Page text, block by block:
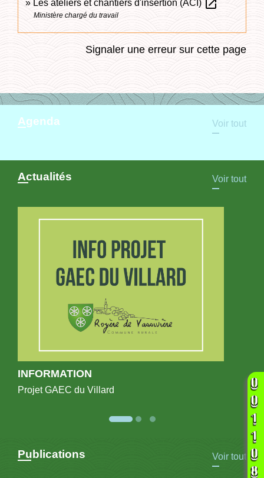
Les ateliers et chantiers d'insertion (ACI) open_in_new
Ministère chargé du travail
Signaler une erreur sur cette page
Agenda Voir tout
Actualités Voir tout
INFORMATION
Projet GAEC du Villard
Publications Voir tout